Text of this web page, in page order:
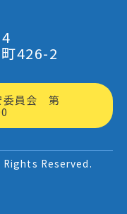
426-2
委員会 第
Reserved.